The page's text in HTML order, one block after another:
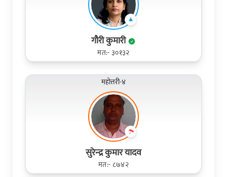
गौरी कुमारी
मत:- ३०१३२
महोत्तरी-४
सुरेन्‍द्र कुमार यादव
मत:- ८७४२